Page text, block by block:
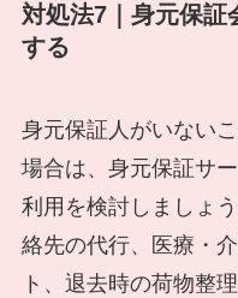
対処法7｜身元保証
する
身元保証人がいない
場合は、身元保証サ
利用を検討しましょ
絡先の代行、医療・
ト、退去時の荷物整